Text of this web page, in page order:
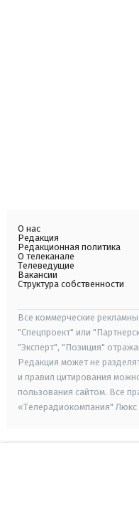
О нас
Редакция
Редакционная политика
О телеканале
Телеведущие
Вакансии
Структура собственности
Все коммерческие
"Спецпроект" или
"Эксперт", "Позиция"
Редакция может не
и правил цитирования
пользования сайтом. Все
«Телерадиокомпания" Люкс